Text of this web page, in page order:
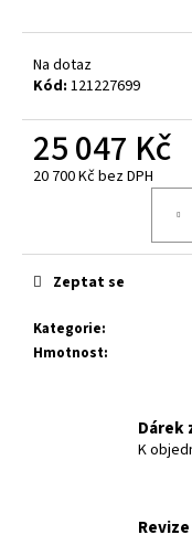
Na dotaz
Kód: 121227699
25 047 Kč
20 700 Kč bez DPH
Kategorie:
Hmotnost:
Zeptat se
Dárek
K
o
p
o
u
m